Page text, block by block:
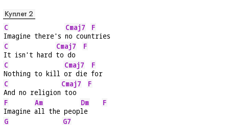
Куплет 2
C
Imagine there's
Cmaj7
no coun
F
tries
C
It isn't hard
Cmaj7
to do
F
C
Nothing to kill
Cmaj7
or die
F
for
C
And no religion
Cmaj7
too
F
F
Imagine
Am
all the peop
Dm
le
F
G
G7